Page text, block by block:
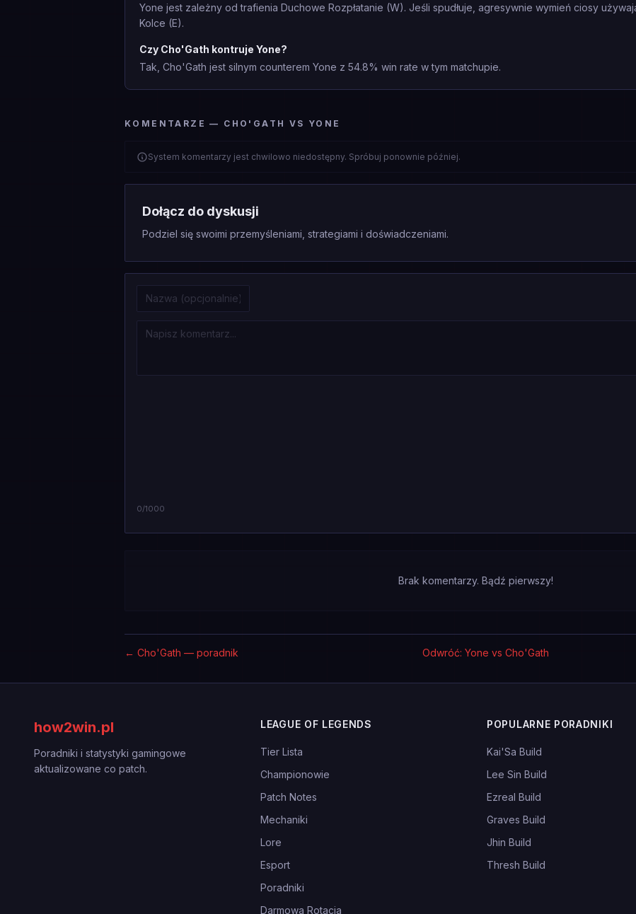
Yone jest zależny od trafienia Duchowe Rozpłatanie (W). Jeśli spudłuje, agresywnie wymień ciosy
Kolce (E).
Czy Cho'Gath kontruje Yone?
Tak, Cho'Gath jest silnym counterem Yone z 54.8% win rate w tym matchupie.
KOMENTARZE — CHO'GATH VS YONE
System komentarzy jest chwilowo niedostępny. Spróbuj ponownie później.
Dołącz do dyskusji
Podziel się swoimi przemyśleniami, strategiami i doświadczeniami.
0/1000
Brak komentarzy. Bądź pierwszy!
← Cho'Gath — poradnik Odwróć: Yone vs Cho'Gath
how2win.pl
Poradniki i statystyki gamingowe
aktualizowane co patch.
LEAGUE OF LEGENDS
Tier Lista
Championowie
Patch Notes
Mechaniki
Lore
Esport
Poradniki
Darmowa Rotacja
POPULARNE PORADNIKI
Kai'Sa Build
Lee Sin Build
Ezreal Build
Graves Build
Jhin Build
Thresh Build